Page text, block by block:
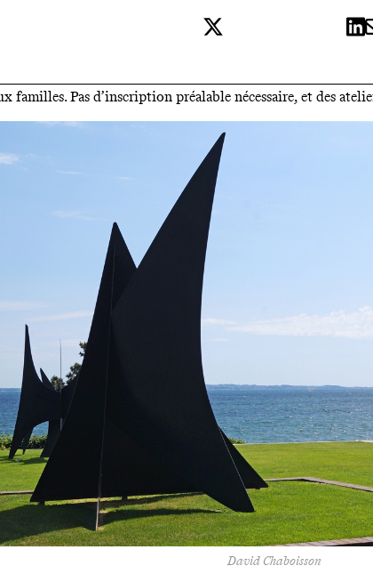
X
sur une falaise dominant l’Oresund, le Musée
des jeux de matières – marbre, bois, briques – et de
le souffle ! La nature est partout. Et un parc de
pente, et se baigner !
familles. Pas d’inscription préalable nécessaire, et des
David Chaboisson